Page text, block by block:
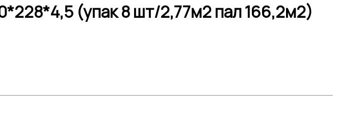
(упак 8 шт/2,77м2 пал 166,2м2)